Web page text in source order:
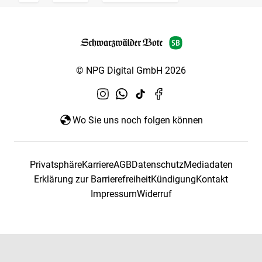
© NPG Digital GmbH 2026
Wo Sie uns noch folgen können
PrivatsphäreKarriereAGBDatenschutzMediadaten
Erklärung zur BarrierefreiheitKündigungKontakt
ImpressumWiderruf